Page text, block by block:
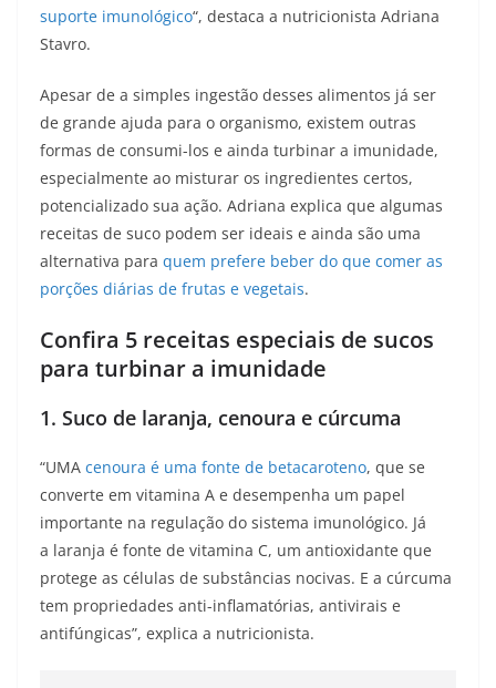
suporte imunológico“, destaca a nutricionista Adriana
Stavro.
Apesar de a simples ingestão desses alimentos já ser
de grande ajuda para o organismo, existem outras
formas de consumi-los e ainda turbinar a imunidade,
especialmente ao misturar os ingredientes certos,
potencializado sua ação. Adriana explica que algumas
receitas de suco podem ser ideais e ainda são uma
alternativa para quem prefere beber do que comer as
porções diárias de frutas e vegetais.
Confira 5 receitas especiais de sucos
para turbinar a imunidade
1. Suco de laranja, cenoura e cúrcuma
“UMA cenoura é uma fonte de betacaroteno, que se
converte em vitamina A e desempenha um papel
importante na regulação do sistema imunológico. Já
a laranja é fonte de vitamina C, um antioxidante que
protege as células de substâncias nocivas. E a cúrcuma
tem propriedades anti-inflamatórias, antivirais e
antifúngicas”, explica a nutricionista.